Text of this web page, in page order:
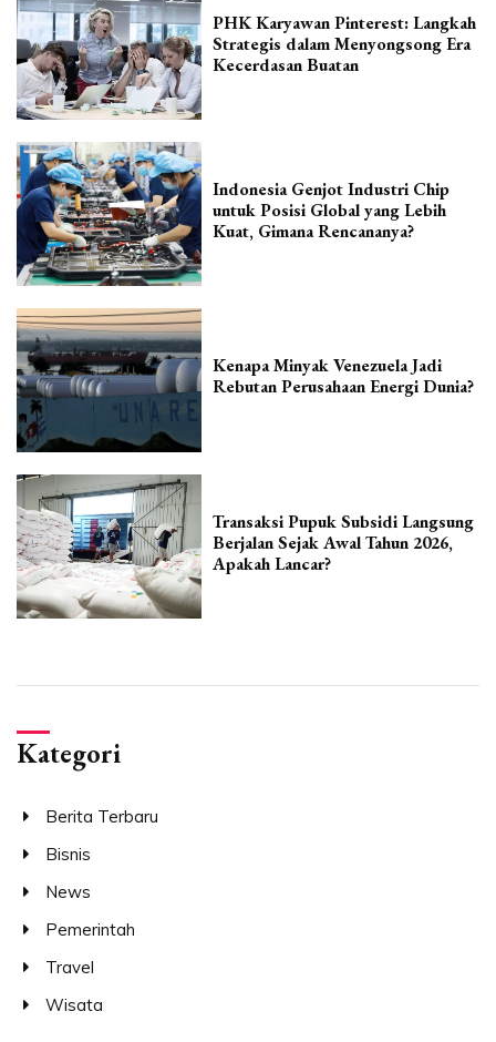
PHK Karyawan Pinterest: Langkah
Strategis dalam Menyongsong Era
Kecerdasan Buatan
Indonesia Genjot Industri Chip
untuk Posisi Global yang Lebih
Kuat, Gimana Rencananya?
Kenapa Minyak Venezuela Jadi
Rebutan Perusahaan Energi Dunia?
Transaksi Pupuk Subsidi Langsung
Berjalan Sejak Awal Tahun 2026,
Apakah Lancar?
Kategori
Berita Terbaru
Bisnis
News
Pemerintah
Travel
Wisata